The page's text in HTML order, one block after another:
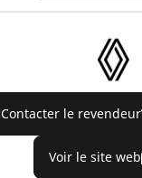
Contacter le revendeur
Voir le site web